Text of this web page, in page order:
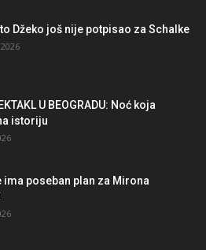
Džeko još nije potpisao za Schalke
U BEOGRADU: Noć koja
istoriju
ima poseban plan za Mirona